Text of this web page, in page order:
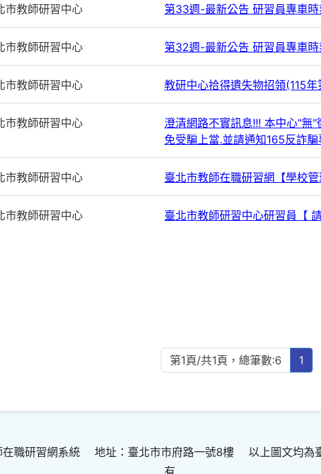
市教師研習中心 第33週-最新公告 研習員專車
市教師研習中心 第32週-最新公告 研習員專車
市教師研習中心 教研中心拾得遺失物招領(115
市教師研習中心
澄清網路不實訊息!!! 本中心"無
免受騙上當.並請通知165反詐騙
市教師研習中心 臺北市教師在職研習網【學校
市教師研習中心 臺北市教師研習中心研習員【
第1頁/共1頁，總筆數:6 1
在職研習網系統 地址：臺北市市府路一號8樓 以上圖文均為